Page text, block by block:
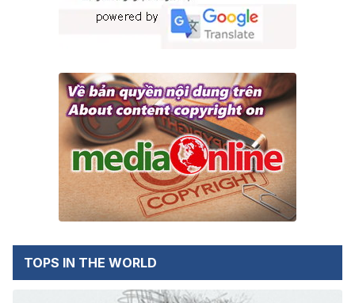
TOPS IN THE WORLD